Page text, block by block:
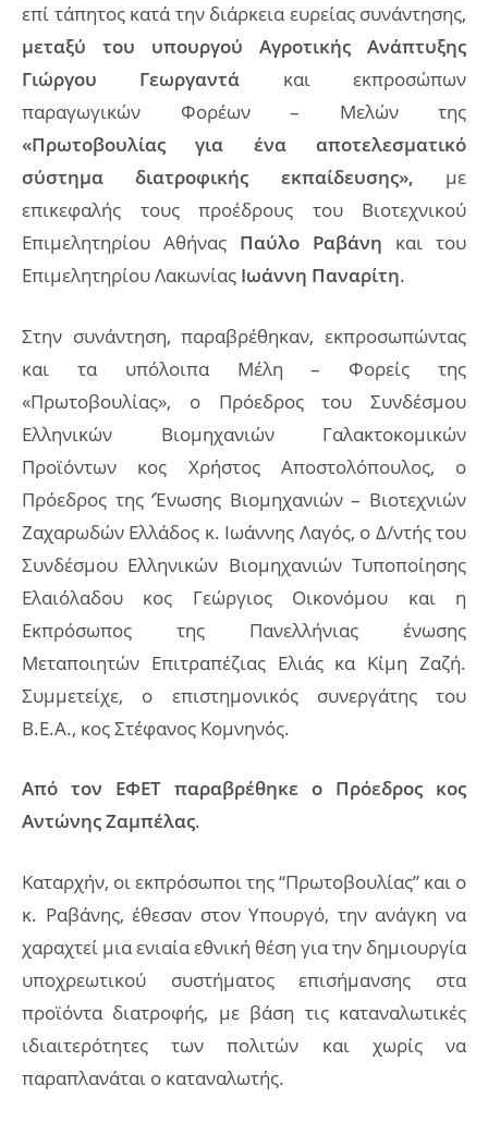
επί τάπητος κατά την διάρκεια ευρείας συνάντησης,
μεταξύ του υπουργού Αγροτικής Ανάπτυξης
Γιώργου Γεωργαντά και εκπροσώπων
παραγωγικών Φορέων – Μελών της
«Πρωτοβουλίας για ένα αποτελεσματικό
σύστημα διατροφικής εκπαίδευσης», με
επικεφαλής τους προέδρους του Βιοτεχνικού
Επιμελητηρίου Αθήνας Παύλο Ραβάνη και του
Επιμελητηρίου Λακωνίας Ιωάννη Παναρίτη.
Στην συνάντηση, παραβρέθηκαν, εκπροσωπώντας
και τα υπόλοιπα Μέλη – Φορείς της
«Πρωτοβουλίας», ο Πρόεδρος του Συνδέσμου
Ελληνικών Βιομηχανιών Γαλακτοκομικών
Προϊόντων κος Χρήστος Αποστολόπουλος, ο
Πρόεδρος της ‘Ένωσης Βιομηχανιών – Βιοτεχνιών
Ζαχαρωδών Ελλάδος κ. Ιωάννης Λαγός, ο Δ/ντής του
Συνδέσμου Ελληνικών Βιομηχανιών Τυποποίησης
Ελαιόλαδου κος Γεώργιος Οικονόμου και η
Εκπρόσωπος της Πανελλήνιας ένωσης
Μεταποιητών Επιτραπέζιας Ελιάς κα Κίμη Ζαζή.
Συμμετείχε, ο επιστημονικός συνεργάτης του
Β.Ε.Α., κος Στέφανος Κομνηνός.
Από τον ΕΦΕΤ παραβρέθηκε ο Πρόεδρος κος
Αντώνης Ζαμπέλας.
Καταρχήν, οι εκπρόσωποι της “Πρωτοβουλίας” και ο
κ. Ραβάνης, έθεσαν στον Υπουργό, την ανάγκη να
χαραχτεί μια ενιαία εθνική θέση για την δημιουργία
υποχρεωτικού συστήματος επισήμανσης στα
προϊόντα διατροφής, με βάση τις καταναλωτικές
ιδιαιτερότητες των πολιτών και χωρίς να
παραπλανάται ο καταναλωτής.